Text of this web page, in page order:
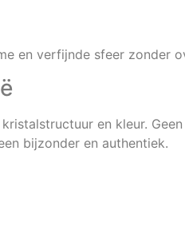
en verfijnde sfeer zonder
en kleur.
bijzonder en authentiek.